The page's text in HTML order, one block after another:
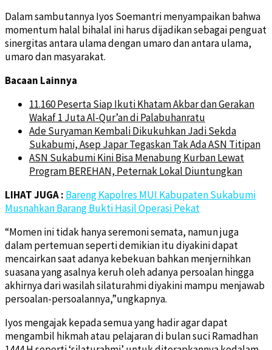
Dalam sambutannya Iyos Soemantri menyampaikan bahwa
momentum halal bihalal ini harus dijadikan sebagai penguat
sinergitas antara ulama dengan umaro dan antara ulama,
umaro dan masyarakat.
Bacaan Lainnya
11.160 Peserta Siap Ikuti Khatam Akbar dan Gerakan
Wakaf 1 Juta Al-Qur’an di Palabuhanratu
Ade Suryaman Kembali Dikukuhkan Jadi Sekda
Sukabumi, Asep Japar Tegaskan Tak Ada ASN Titipan
ASN Sukabumi Kini Bisa Menabung Kurban Lewat
Program BEREHAN, Peternak Lokal Diuntungkan
LIHAT JUGA : Bareng Kapolres MUI Kabupaten Sukabumi
Musnahkan Barang Bukti Hasil Operasi Pekat
“Momen ini tidak hanya seremoni semata, namun juga
dalam pertemuan seperti demikian itu diyakini dapat
mencairkan saat adanya kebekuan bahkan menjernihkan
suasana yang asalnya keruh oleh adanya persoalan hingga
akhirnya dari wasilah silaturahmi diyakini mampu menjawab
persoalan-persoalannya,”ungkapnya.
Iyos mengajak kepada semua yang hadir agar dapat
mengambil hikmah atau pelajaran di bulan suci Ramadhan